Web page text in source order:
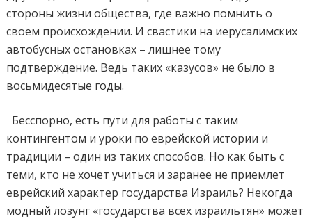
стороны жизни общества, где важно помнить о
своем происхождении. И свастики на иерусалимских
автобусных остановках – лишнее тому
подтверждение. Ведь таких «казусов» не было в
восьмидесятые годы.
Бесспорно, есть пути для работы с таким
контингентом и уроки по еврейской истории и
традиции – один из таких способов. Но как быть с
теми, кто не хочет учиться и заранее не приемлет
еврейский характер государства Израиль? Некогда
модный лозунг «государства всех израильтян» может